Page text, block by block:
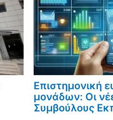
Επιστημονική
μονάδων: Οι
Συμβούλους